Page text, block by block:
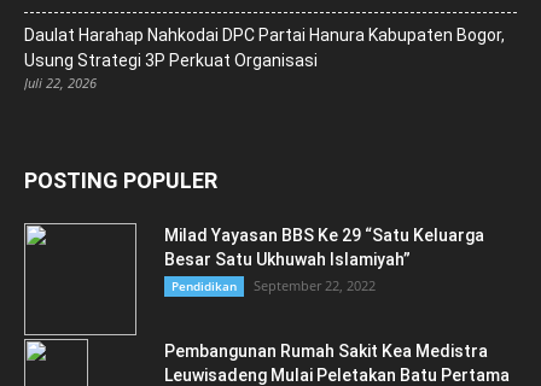
Daulat Harahap Nahkodai DPC Partai Hanura Kabupaten Bogor,
Usung Strategi 3P Perkuat Organisasi
Juli 22, 2026
POSTING POPULER
Milad Yayasan BBS Ke 29 “Satu Keluarga
Besar Satu Ukhuwah Islamiyah”
Pendidikan September 22, 2022
Pembangunan Rumah Sakit Kea Medistra
Leuwisadeng Mulai Peletakan Batu Pertama